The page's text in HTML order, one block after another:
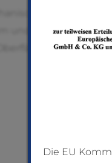
Nacharbeit
und für
in der
Die EU